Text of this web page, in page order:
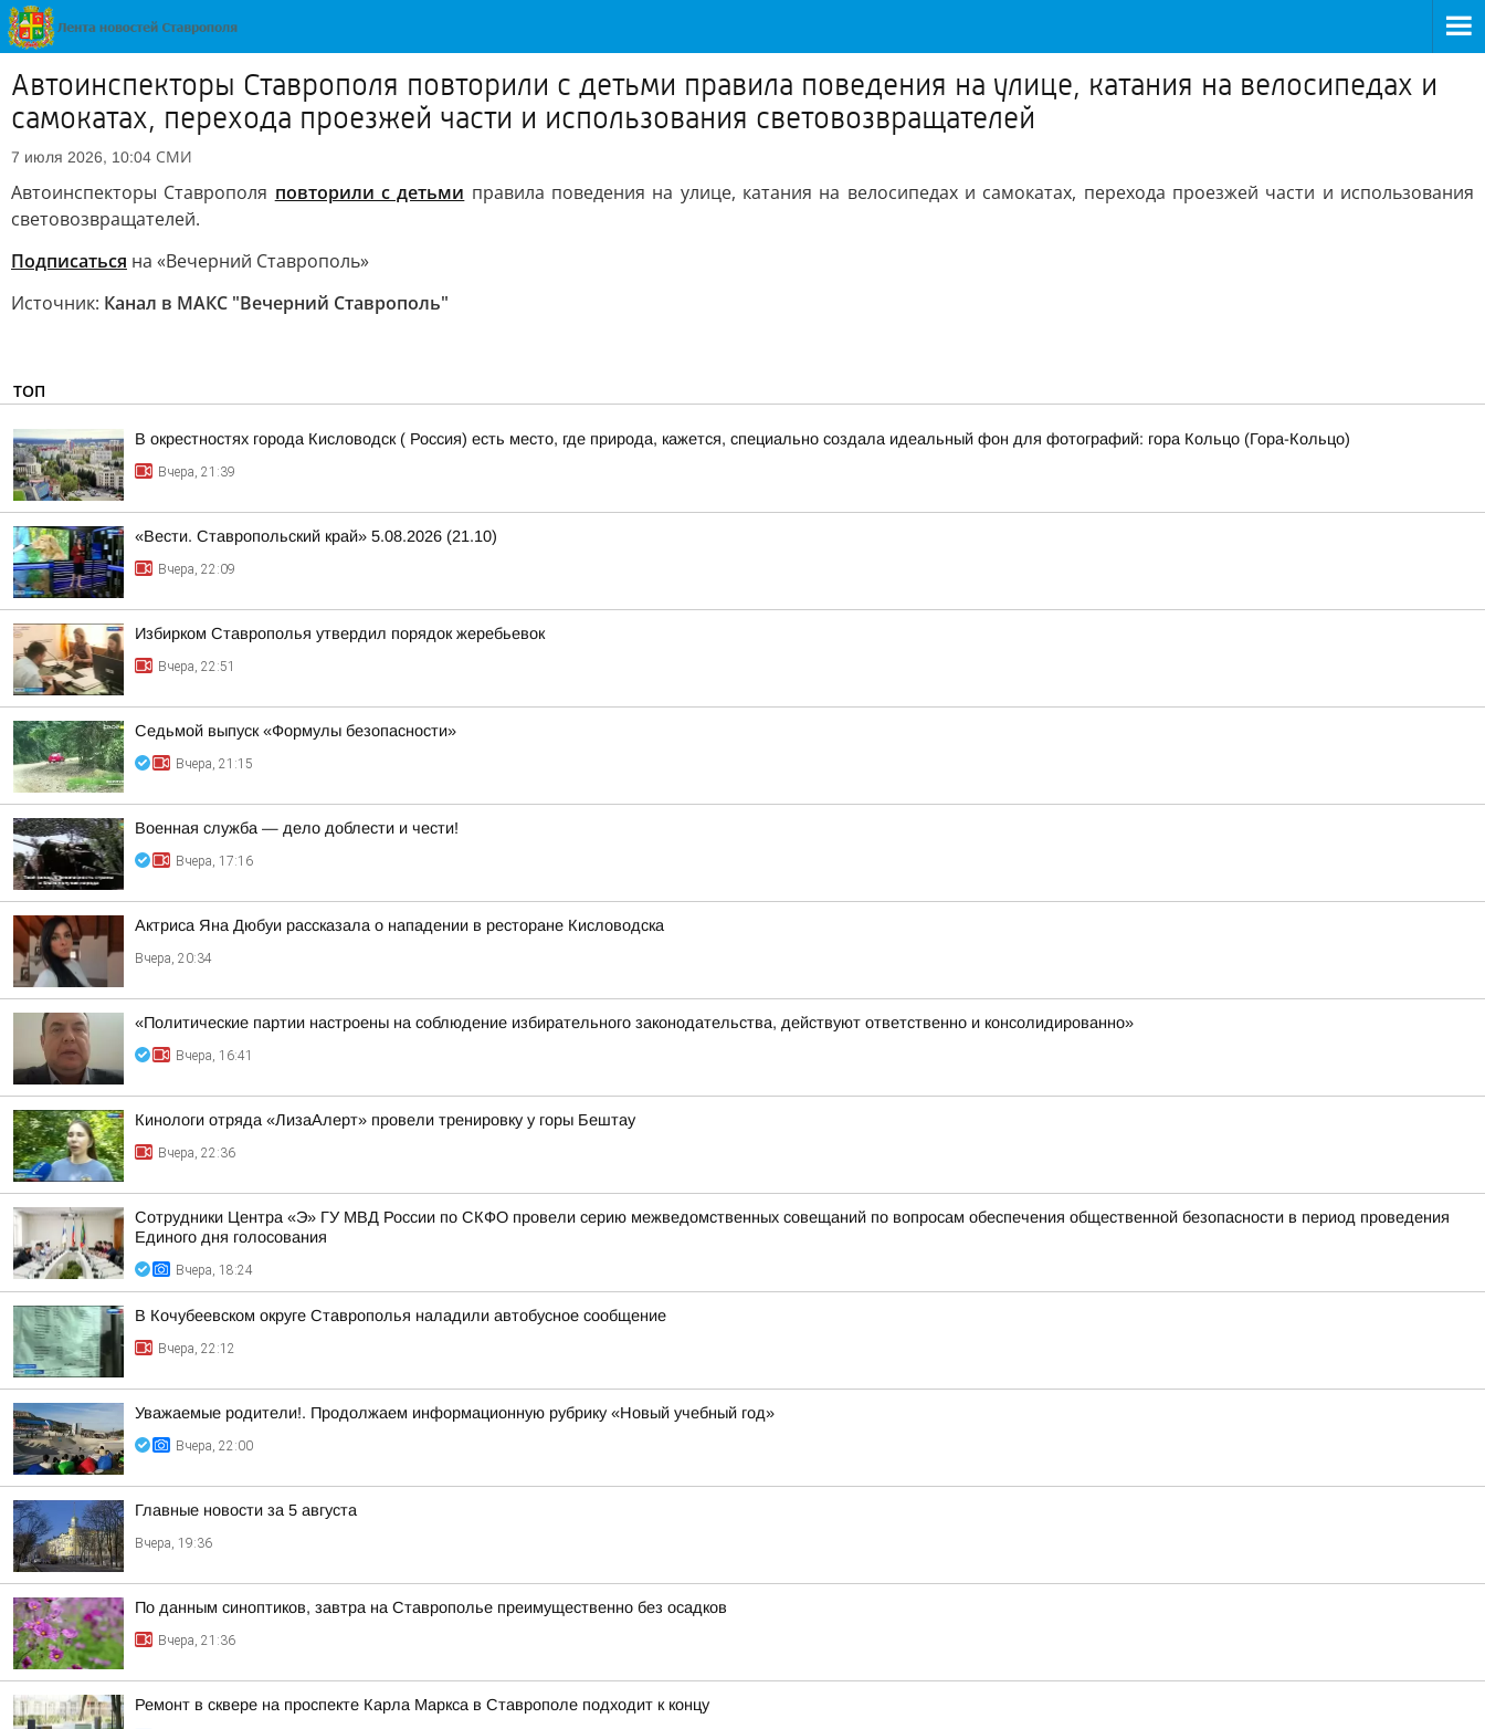
Автоинспекторы Ставрополя повторили с детьми правила поведения на улице, катания на велосипедах и
самокатах, перехода проезжей части и использования световозвращателей
7 июля 2026, 10:04 СМИ
Автоинспекторы Ставрополя повторили с детьми правила поведения на улице, катания на велосипедах и самокатах, перехода проезжей части и использования
световозвращателей.
Подписаться на «Вечерний Ставрополь»
Источник: Канал в МАКС "Вечерний Ставрополь"
ТОП
В окрестностях города Кисловодск ( Россия) есть место, где природа, кажется, специально создала идеальный фон для фотографий: гора Кольцо (Гора-Кольцо)
Вчера, 21:39
«Вести. Ставропольский край» 5.08.2026 (21.10)
Вчера, 22:09
Избирком Ставрополья утвердил порядок жеребьевок
Вчера, 22:51
Седьмой выпуск «Формулы безопасности»
Вчера, 21:15
Военная служба — дело доблести и чести!
Вчера, 17:16
Актриса Яна Дюбуи рассказала о нападении в ресторане Кисловодска
Вчера, 20:34
«Политические партии настроены на соблюдение избирательного законодательства, действуют ответственно и консолидированно»
Вчера, 16:41
Кинологи отряда «ЛизаАлерт» провели тренировку у горы Бештау
Вчера, 22:36
Сотрудники Центра «Э» ГУ МВД России по СКФО провели серию межведомственных совещаний по вопросам обеспечения общественной безопасности в период проведения
Единого дня голосования
Вчера, 18:24
В Кочубеевском округе Ставрополья наладили автобусное сообщение
Вчера, 22:12
Уважаемые родители!. Продолжаем информационную рубрику «Новый учебный год»
Вчера, 22:00
Главные новости за 5 августа
Вчера, 19:36
По данным синоптиков, завтра на Ставрополье преимущественно без осадков
Вчера, 21:36
Ремонт в сквере на проспекте Карла Маркса в Ставрополе подходит к концу